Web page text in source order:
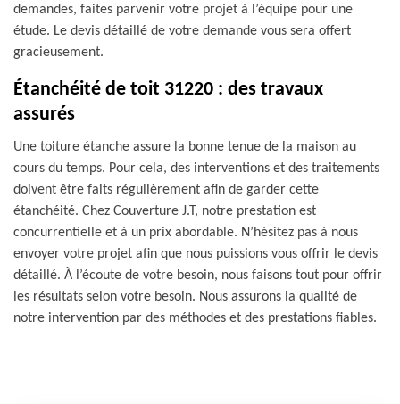
demandes, faites parvenir votre projet à l’équipe pour une
étude. Le devis détaillé de votre demande vous sera offert
gracieusement.
Étanchéité de toit 31220 : des travaux
assurés
Une toiture étanche assure la bonne tenue de la maison au
cours du temps. Pour cela, des interventions et des traitements
doivent être faits régulièrement afin de garder cette
étanchéité. Chez Couverture J.T, notre prestation est
concurrentielle et à un prix abordable. N’hésitez pas à nous
envoyer votre projet afin que nous puissions vous offrir le devis
détaillé. À l’écoute de votre besoin, nous faisons tout pour offrir
les résultats selon votre besoin. Nous assurons la qualité de
notre intervention par des méthodes et des prestations fiables.